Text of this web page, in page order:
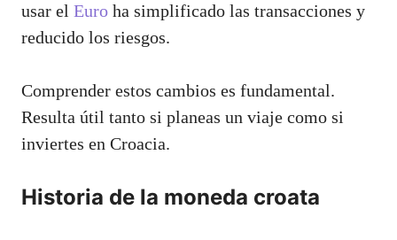
usar el Euro ha simplificado las transacciones y
reducido los riesgos.
Comprender estos cambios es fundamental.
Resulta útil tanto si planeas un viaje como si
inviertes en Croacia.
Historia de la moneda croata